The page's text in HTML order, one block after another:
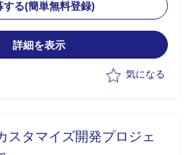
年春のリリースに向けたプロダクト
いてはサービス機能開発は進行して
るが、サービス全体のグランドデザイ
ビジネススキームのデザインについ
い
する(簡単無料登録)
詳細を表示
気になる
スタマイズ開発プロジェ